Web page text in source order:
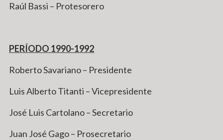
Raúl Bassi – Protesorero
PERÍODO 1990-1992
Roberto Savariano – Presidente
Luis Alberto Titanti – Vicepresidente
José Luis Cartolano – Secretario
Juan José Gago – Prosecretario